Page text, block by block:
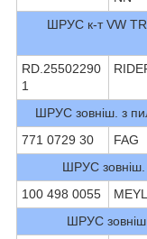
ШРУС к-т VW
RD.25502290
1
ШРУС зовніш. з
771 0729 30
FAG
ШРУС зовніш.
100 498 0055
ШРУС